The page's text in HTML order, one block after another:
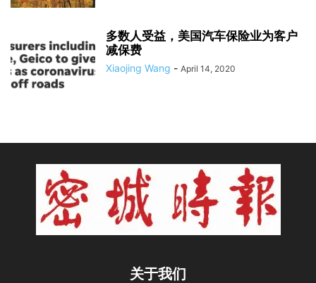
多数人受益，美国汽车保险业为客户
减保费
Xiaojing Wang - April 14, 2020
关于我们